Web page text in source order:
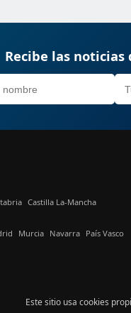
Recibe las noticias
Castilla La-Mancha
Murcia Navarra País Vasco
©
Este sitio usa cookies